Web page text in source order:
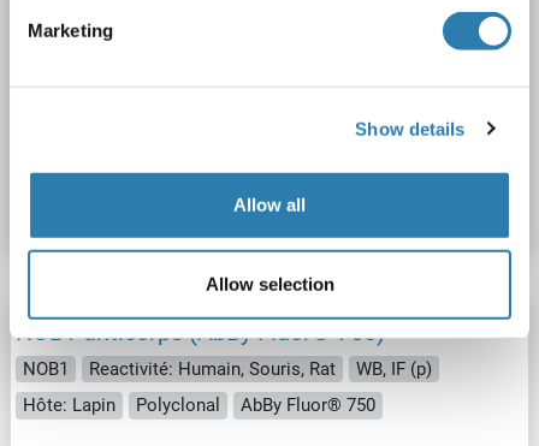
Marketing
Show details
Allow all
Allow selection
NOB1 anticorps (AbBy Fluor® 750)
NOB1 Reactivité: Humain, Souris, Rat
WB, IF (p)
Hôte: Lapin
Polyclonal AbBy Fluor® 750